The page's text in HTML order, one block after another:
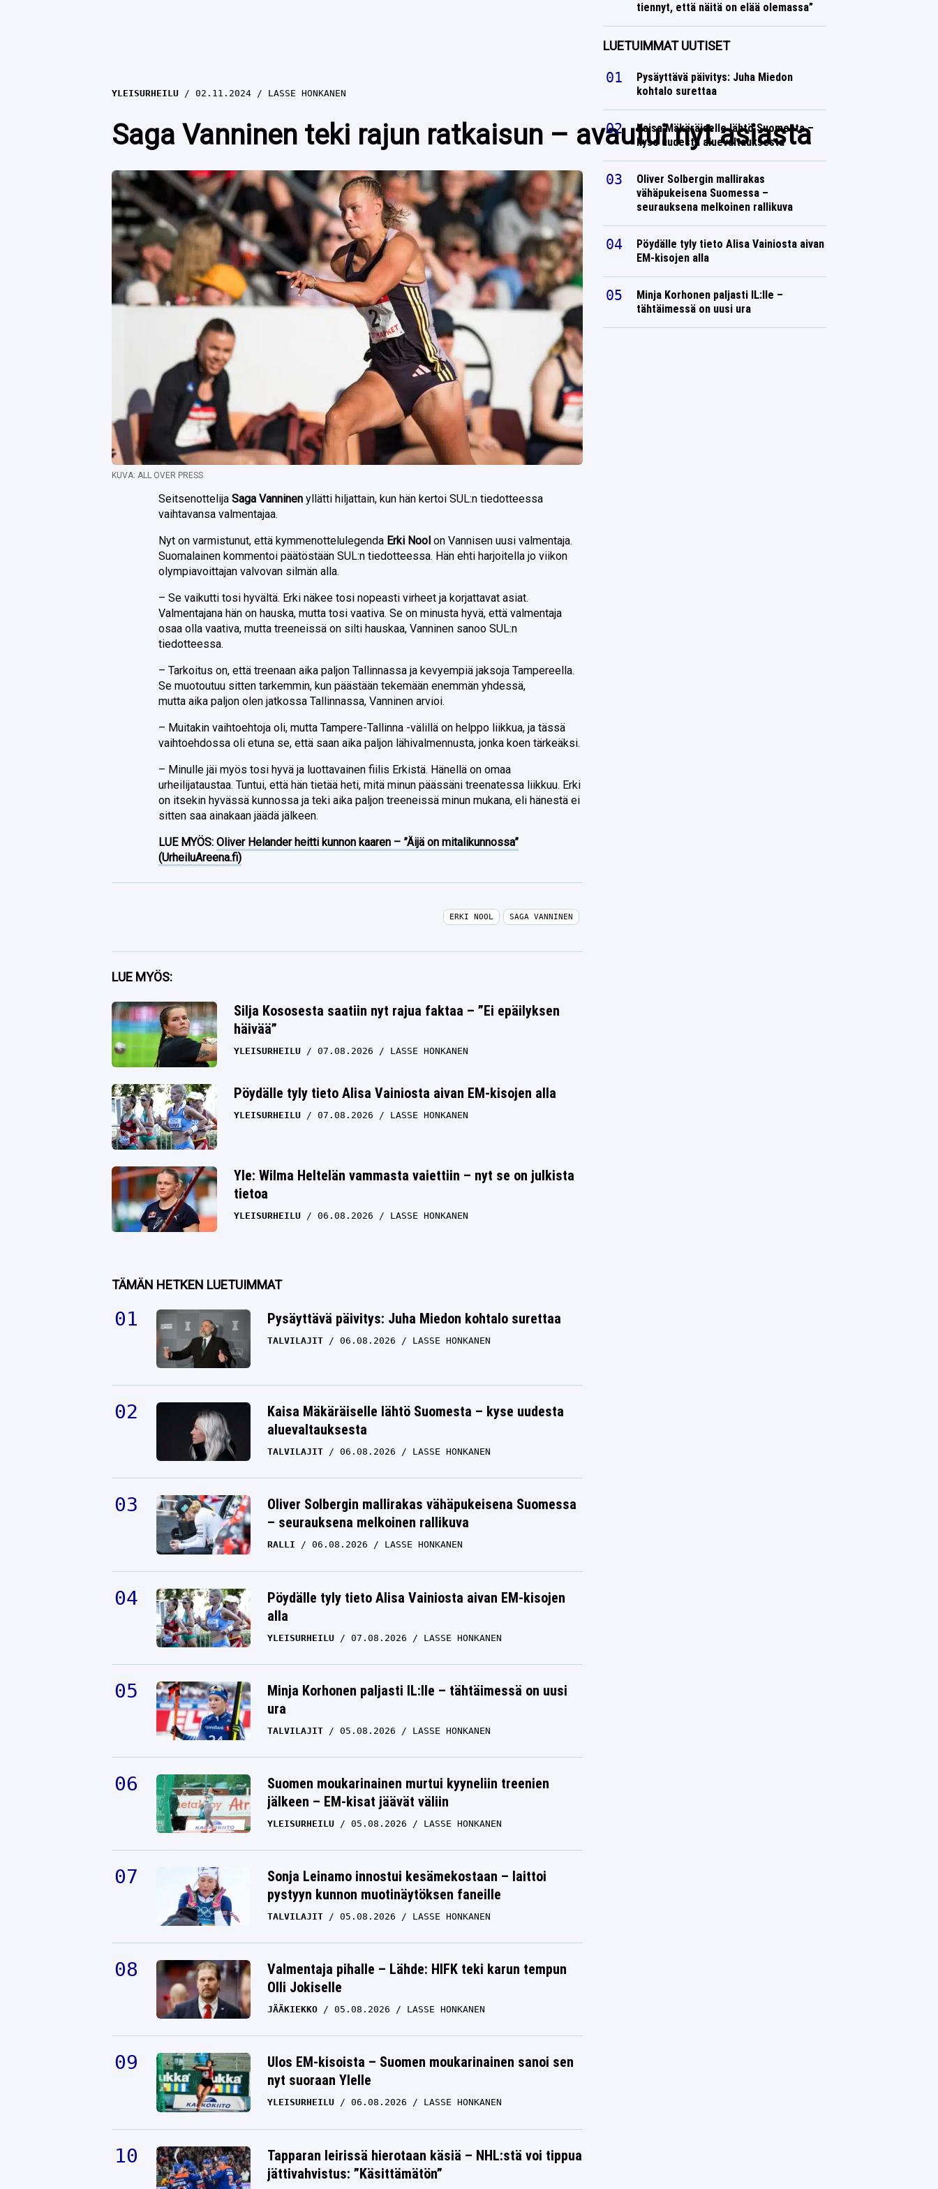
YLEISURHEILU 02.11.2024 LASSE HONKANEN
Saga Vanninen teki rajun ratkaisun – avautui nyt asiasta
KUVA: ALL OVER PRESS
SeitsenottelijaSaga Vanninen yllätti hiljattain, kun hän kertoi SUL:n tiedotteessa
vaihtavansa valmentajaa.
Nyt on varmistunut, että kymmenottelulegenda Erki Nool on Vannisen uusi valmentaja.
Suomalainen kommentoi päätöstään SUL:n tiedotteessa. Hän ehti harjoitella jo viikon
olympiavoittajan valvovan silmän alla.
– Se vaikutti tosi hyvältä. Erki näkee tosi nopeasti virheet ja korjattavat asiat.
Valmentajana hän on hauska, mutta tosi vaativa. Se on minusta hyvä, että valmentaja
osaa olla vaativa, mutta treeneissä on silti hauskaa, Vanninen sanoo SUL:n
tiedotteessa.
– Tarkoitus on, että treenaan aika paljon Tallinnassa ja kevyempiä jaksoja Tampereella.
Se muotoutuu sitten tarkemmin, kun päästään tekemään enemmän yhdessä,
mutta aika paljon olen jatkossa Tallinnassa, Vanninen arvioi.
– Muitakin vaihtoehtoja oli, mutta Tampere-Tallinna -välillä on helppo liikkua, ja tässä
vaihtoehdossa oli etuna se, että saan aika paljon lähivalmennusta, jonka koen tärkeäksi.
– Minulle jäi myös tosi hyvä ja luottavainen fiilis Erkistä. Hänellä on omaa
urheilijataustaa. Tuntui, että hän tietää heti, mitä minun päässäni treenatessa liikkuu. Erki
on itsekin hyvässä kunnossa ja teki aika paljon treeneissä minun mukana, eli hänestä ei
sitten saa ainakaan jäädä jälkeen.
LUE MYÖS:Oliver Helander heitti kunnon kaaren – ”Äijä on mitalikunnossa”
(UrheiluAreena.fi)
Facebook
Twitter
Whatsapp
ERKI NOOL SAGA VANNINEN
LUE MYÖS:
Silja Kososesta saatiin nyt rajua faktaa – ”Ei epäilyksen
häivää”
YLEISURHEILU 07.08.2026 LASSE HONKANEN
Pöydälle tyly tieto Alisa Vainiosta aivan EM-kisojen alla
YLEISURHEILU 07.08.2026 LASSE HONKANEN
Yle: Wilma Heltelän vammasta vaiettiin – nyt se on julkista
tietoa
YLEISURHEILU 06.08.2026 LASSE HONKANEN
TÄMÄN HETKEN LUETUIMMAT
Pysäyttävä päivitys: Juha Miedon kohtalo surettaa
TALVILAJIT 06.08.2026 LASSE HONKANEN
Kaisa Mäkäräiselle lähtö Suomesta – kyse uudesta
aluevaltauksesta
TALVILAJIT 06.08.2026 LASSE HONKANEN
Oliver Solbergin mallirakas vähäpukeisena Suomessa
– seurauksena melkoinen rallikuva
RALLI 06.08.2026 LASSE HONKANEN
Pöydälle tyly tieto Alisa Vainiosta aivan EM-kisojen
alla
YLEISURHEILU 07.08.2026 LASSE HONKANEN
Minja Korhonen paljasti IL:lle – tähtäimessä on uusi
ura
TALVILAJIT 05.08.2026 LASSE HONKANEN
Suomen moukarinainen murtui kyyneliin treenien
jälkeen – EM-kisat jäävät väliin
YLEISURHEILU 05.08.2026 LASSE HONKANEN
Sonja Leinamo innostui kesämekostaan – laittoi
pystyyn kunnon muotinäytöksen faneille
TALVILAJIT 05.08.2026 LASSE HONKANEN
Valmentaja pihalle – Lähde: HIFK teki karun tempun
Olli Jokiselle
JÄÄKIEKKO 05.08.2026 LASSE HONKANEN
Ulos EM-kisoista – Suomen moukarinainen sanoi sen
nyt suoraan Ylelle
YLEISURHEILU 06.08.2026 LASSE HONKANEN
Tapparan leirissä hierotaan käsiä – NHL:stä voi tippua
jättivahvistus: ”Käsittämätön”
tiennyt, että näitä on elää olemassa”
LUETUIMMAT UUTISET
Pysäyttävä päivitys: Juha Miedon
kohtalo surettaa
Kaisa Mäkäräiselle lähtö Suomesta –
kyse uudesta aluevaltauksesta
Oliver Solbergin mallirakas
vähäpukeisena Suomessa –
seurauksena melkoinen rallikuva
Pöydälle tyly tieto Alisa Vainiosta aivan
EM-kisojen alla
Minja Korhonen paljasti IL:lle –
tähtäimessä on uusi ura